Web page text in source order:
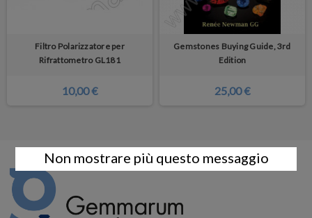
Filtro Polarizzatore per
Rifrattometro GL181
10,00 €
Gemstones Buying Guide, 3rd
Edition
25,00 €
Non mostrare più questo messaggio